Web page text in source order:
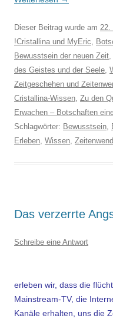
Dieser Beitrag wurde am 22.
!Cristallina und MyEric,
Bewusstsein der neuen Zeit,
des Geistes und der Seele,
Zeitgeschehen und
Cristallina-Wissen, Zu den
Erwachen – Botschaften
Schlagwörter: Bewusstsein,
Erleben, Wissen,
Das verzerrte
Schreibe eine Antwort
erleben wir, dass die
Mainstream-TV, die
Kanäle erhalten, uns die